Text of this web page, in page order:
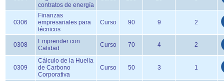
contratos de energía
0306
Finanzas
empresariales para
técnicos
Curso 90 9 2
0308
Emprender con
Calidad
Curso 70 4 2
0309
Cálculo de la Huella
de Carbono
Corporativa
Curso 50 3 1